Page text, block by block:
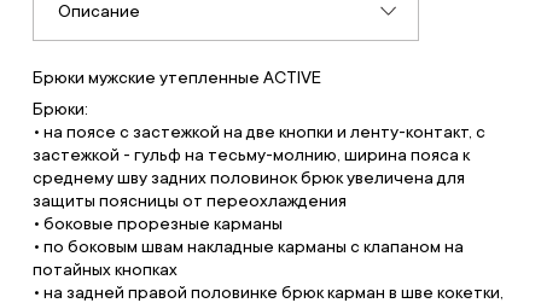
Описание
Брюки мужские утепленные ACTIVЕ
Брюки:
• на поясе с застежкой на две кнопки и ленту-контакт, с
застежкой - гульф на тесьму-молнию, ширина пояса к
среднему шву задних половинок брюк увеличена для
защиты поясницы от переохлаждения
• боковые прорезные карманы
• по боковым швам накладные карманы с клапаном на
потайных кнопках
• на задней правой половинке брюк карман в шве кокетки,